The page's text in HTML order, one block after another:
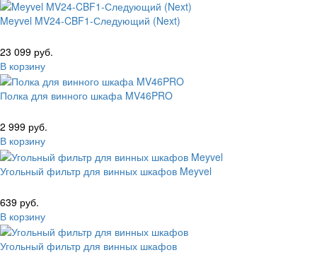
Meyvel MV24-CBF1-Следующий (Next)
23 099 руб.
В корзину
Полка для винного шкафа MV46PRO
2 999 руб.
В корзину
Угольный фильтр для винных шкафов Meyvel
639 руб.
В корзину
Угольный фильтр для винных шкафов